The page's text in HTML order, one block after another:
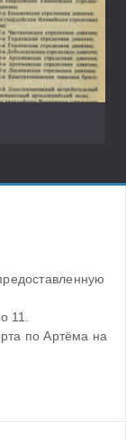
11.
по Артёма на